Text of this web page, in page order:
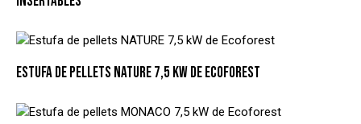
ESTUFA DE PELLETS NATURE 7,5 KW DE ECOFOREST